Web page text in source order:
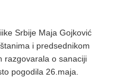
Srbije Maja Gojković
i predsednikom
razgovarala o sanaciji
pogodila 26.maja.